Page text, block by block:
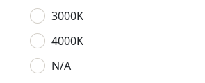
3000K
4000K
N/A